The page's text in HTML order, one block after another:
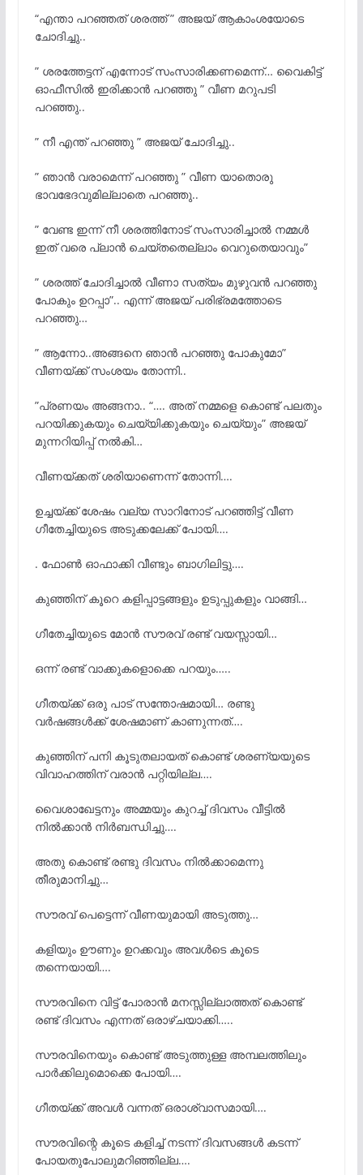
“എന്താ പറഞ്ഞത് ശരത്ത് ” അജയ് ആകാംശയോടെ
ചോദിച്ചു..
” ശരത്തേട്ടന് എന്നോട് സംസാരിക്കണമെന്ന്… വൈകിട്ട്
ഓഫീസിൽ ഇരിക്കാൻ പറഞ്ഞു ” വീണ മറുപടി
പറഞ്ഞു..
” നീ എന്ത് പറഞ്ഞു ” അജയ് ചോദിച്ചു..
” ഞാൻ വരാമെന്ന് പറഞ്ഞു ” വീണ യാതൊരു
ഭാവഭേദവുമില്ലാതെ പറഞ്ഞു..
” വേണ്ട ഇന്ന് നീ ശരത്തിനോട് സംസാരിച്ചാൽ നമ്മൾ
ഇത് വരെ പ്ലാൻ ചെയ്തതെല്ലാം വെറുതെയാവും”
” ശരത്ത് ചോദിച്ചാൽ വീണാ സത്യം മുഴുവൻ പറഞ്ഞു
പോകും ഉറപ്പാ”.. എന്ന് അജയ് പരിഭ്രമത്തോടെ
പറഞ്ഞു…
” ആന്നോ..അങ്ങനെ ഞാൻ പറഞ്ഞു പോകുമോ”
വീണയ്ക്ക് സംശയം തോന്നി..
”പ്രണയം അങ്ങനാ.. “…. അത് നമ്മളെ കൊണ്ട് പലതും
പറയിക്കുകയും ചെയ്യിക്കുകയും ചെയ്യും” അജയ്
മുന്നറിയിപ്പ് നൽകി…
വീണയ്ക്കത് ശരിയാണെന്ന് തോന്നി….
ഉച്ചയ്ക്ക് ശേഷം വല്യ സാറിനോട് പറഞ്ഞിട്ട് വീണ
ഗീതേച്ചിയുടെ അടുക്കലേക്ക് പോയി….
. ഫോൺ ഓഫാക്കി വീണ്ടും ബാഗിലിട്ടു….
കുഞ്ഞിന് കൂറെ കളിപ്പാട്ടങ്ങളും ഉടുപ്പുകളും വാങ്ങി…
ഗീതേച്ചിയുടെ മോൻ സൗരവ് രണ്ട് വയസ്സായി…
ഒന്ന് രണ്ട് വാക്കുകളൊക്കെ പറയും…..
ഗീതയ്ക്ക് ഒരു പാട് സന്തോഷമായി… രണ്ടു
വർഷങ്ങൾക്ക് ശേഷമാണ് കാണുന്നത്….
കുഞ്ഞിന് പനി കൂടുതലായത് കൊണ്ട് ശരണ്യയുടെ
വിവാഹത്തിന് വരാൻ പറ്റിയില്ല….
വൈശാഖേട്ടനും അമ്മയും കുറച്ച് ദിവസം വീട്ടിൽ
നിൽക്കാൻ നിർബന്ധിച്ചു….
അതു കൊണ്ട് രണ്ടു ദിവസം നിൽക്കാമെന്നു
തീരുമാനിച്ചു…
സൗരവ് പെട്ടെന്ന് വീണയുമായി അടുത്തു…
കളിയും ഊണും ഉറക്കവും അവൾടെ കൂടെ
തന്നെയായി….
സൗരവിനെ വിട്ട് പോരാൻ മനസ്സില്ലാത്തത് കൊണ്ട്
രണ്ട് ദിവസം എന്നത് ഒരാഴ്ചയാക്കി…..
സൗരവിനെയും കൊണ്ട് അടുത്തുള്ള അമ്പലത്തിലും
പാർക്കിലുമൊക്കെ പോയി….
ഗീതയ്ക്ക് അവൾ വന്നത് ഒരാശ്വാസമായി….
സൗരവിന്റെ കൂടെ കളിച്ച് നടന്ന് ദിവസങ്ങൾ കടന്ന്
പോയതുപോലുമറിഞ്ഞില്ല….